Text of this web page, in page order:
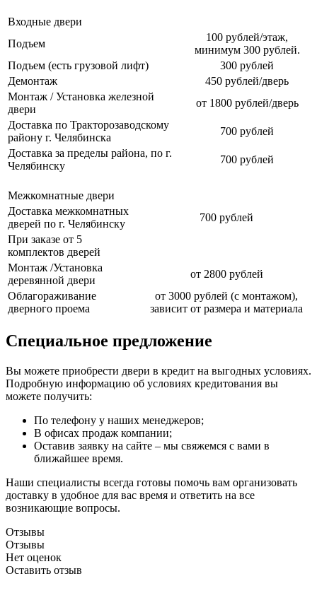
Входные двери
Подъем
100 рублей/этаж,
минимум 300 рублей.
Подъем (есть грузовой лифт)
300 рублей
Демонтаж
450 рублей/дверь
Монтаж / Установка железной
двери
от 1800 рублей/дверь
Доставка по Тракторозаводскому
району г. Челябинска
700 рублей
Доставка за пределы района, по г.
Челябинску
700 рублей
Межкомнатные двери
Доставка межкомнатных
дверей по г. Челябинску
700 рублей
При заказе от 5
комплектов дверей
Монтаж /Установка
деревянной двери
от 2800 рублей
Облагораживание
дверного проема
от 3000 рублей (с монтажом),
зависит от размера и материала
Специальное предложение
Вы можете приобрести двери в кредит на выгодных условиях.
Подробную информацию об условиях кредитования вы
можете получить:
По телефону у наших менеджеров;
В офисах продаж компании;
Оставив заявку на сайте – мы свяжемся с вами в
ближайшее время.
Наши специалисты всегда готовы помочь вам организовать
доставку в удобное для вас время и ответить на все
возникающие вопросы.
Отзывы
Отзывы
Нет оценок
Оставить отзыв